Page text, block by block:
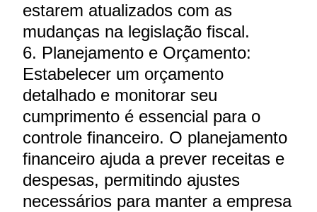
estarem atualizados com as
mudanças na legislação fiscal.
6. Planejamento e Orçamento:
Estabelecer um orçamento
detalhado e monitorar seu
cumprimento é essencial para o
controle financeiro. O planejamento
financeiro ajuda a prever receitas e
despesas, permitindo ajustes
necessários para manter a empresa